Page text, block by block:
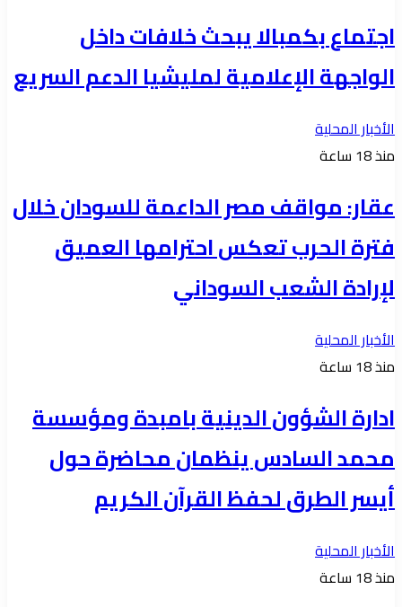
اجتماع بكمبالا يبحث خلافات داخل
الواجهة الإعلامية لمليشيا الدعم السريع
الأخبار المحلية
منذ 18 ساعة
عقار: مواقف مصر الداعمة للسودان خلال
فترة الحرب تعكس احترامها العميق
لإرادة الشعب السوداني
الأخبار المحلية
منذ 18 ساعة
ادارة الشؤون الدينية بامبدة ومؤسسة
محمد السادس ينظمان محاضرة حول
أيسر الطرق لحفظ القرآن الكريم
الأخبار المحلية
منذ 18 ساعة